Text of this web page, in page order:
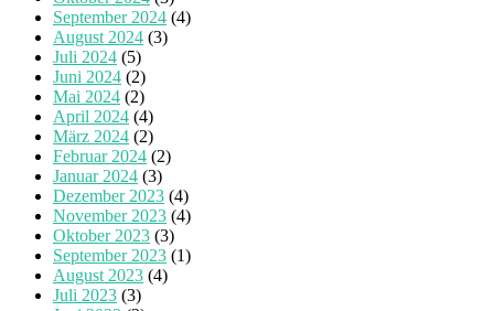
September 2024 (4)
August 2024 (3)
Juli 2024 (5)
Juni 2024 (2)
Mai 2024 (2)
April 2024 (4)
März 2024 (2)
Februar 2024 (2)
Januar 2024 (3)
Dezember 2023 (4)
November 2023 (4)
Oktober 2023 (3)
September 2023 (1)
August 2023 (4)
Juli 2023 (3)